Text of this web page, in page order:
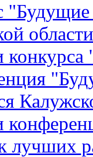
области
лучших